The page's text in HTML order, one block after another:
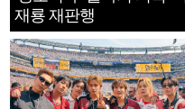
재룡 재판행